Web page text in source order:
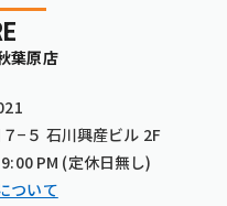
葉原店
−５ 石川興産ビル 2F
PM (定休日無し)
ついて